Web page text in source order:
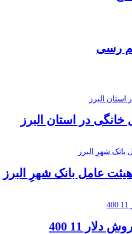
رسی
در استان البرز
عامل بانک شهرِ البرز
11 400